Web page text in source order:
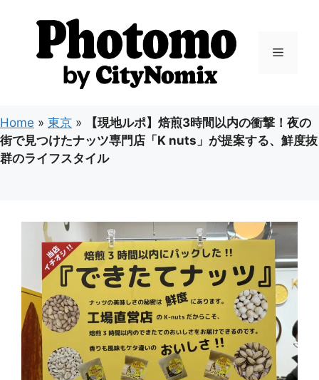
ス
キ
ッ
プ
メ
ュ
Home » 東京 »
【現地ルポ】焙煎3時間以内の衝撃！夜の
街で見つけたナッツ専門店「K nuts」が提案する、鮮度抜
群のライフスタイル